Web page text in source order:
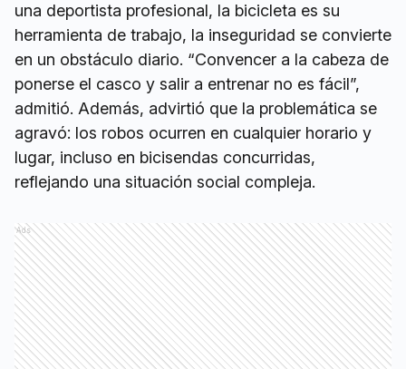
una deportista profesional, la bicicleta es su
herramienta de trabajo, la inseguridad se convierte
en un obstáculo diario. “Convencer a la cabeza de
ponerse el casco y salir a entrenar no es fácil”,
admitió. Además, advirtió que la problemática se
agravó: los robos ocurren en cualquier horario y
lugar, incluso en bicisendas concurridas,
reflejando una situación social compleja.
Ads